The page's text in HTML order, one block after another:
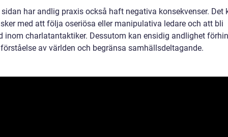
har andlig praxis också haft negativa konsekvenser. Det
med att följa oseriösa eller manipulativa ledare och att bli
inom charlatantaktiker. Dessutom kan ensidig andlighet
av världen och begränsa samhällsdeltagande.